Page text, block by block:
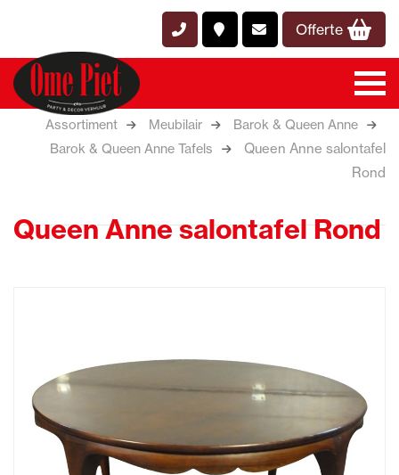
Offerte
Assortiment Meubilair
Barok & Queen Anne
Barok & Queen Anne Tafels
Queen Anne salontafel
Rond
Queen Anne salontafel Rond